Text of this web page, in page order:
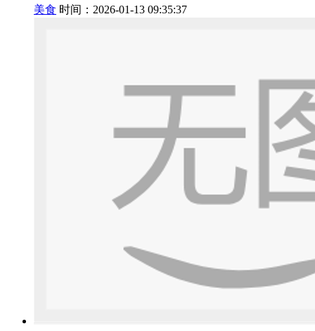
美食 时间：2026-01-13 09:35:37